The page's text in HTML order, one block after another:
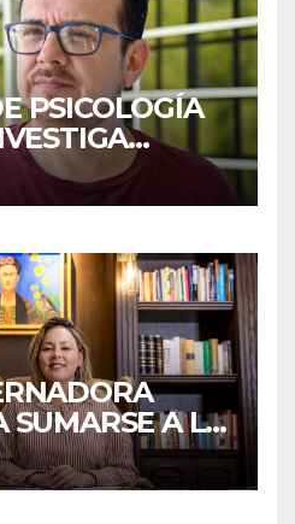
PSICOLOGÍA
Y
EN
SUMARSE A LA
DE